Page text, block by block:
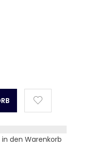
den Warenkorb